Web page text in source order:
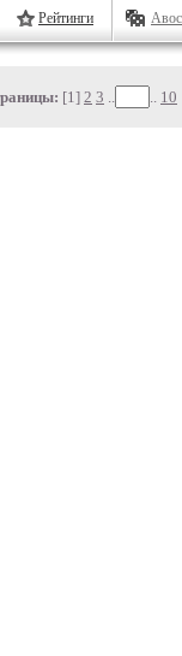
Рейтинги
[1] 2 3 .. .. 10